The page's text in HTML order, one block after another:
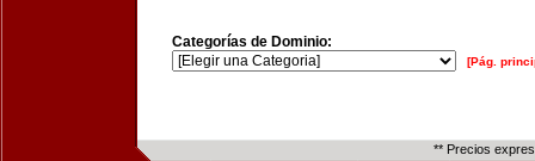
Categorías de Dominio:
[Pág.
** Precios